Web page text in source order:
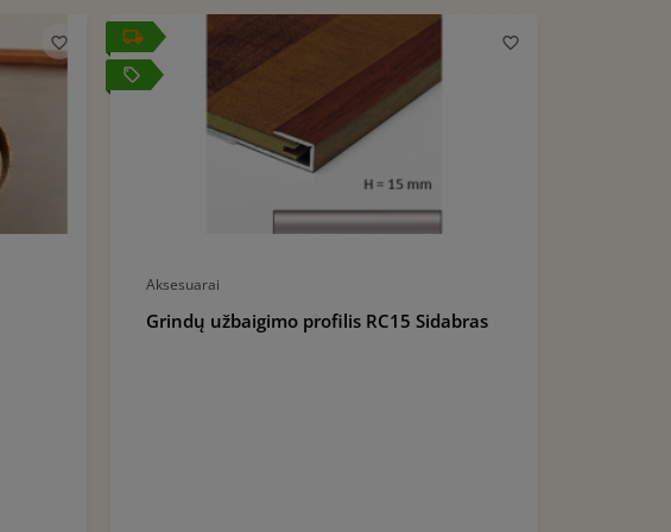
Aksesuarai
Grindų užbaigimo profilis RC15 Sidabras
local_offer